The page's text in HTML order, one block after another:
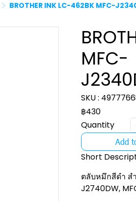
BROTHER INK LC-462BK MFC-
MFC-
SKU :
฿430
Quantity
Add
Short
ตลับหมึกสีดํา สํ
J2740DW,